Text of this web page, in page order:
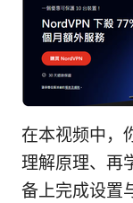
在本视频中，
理解原理、再
备上完成设置